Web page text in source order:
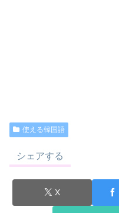
使える韓国語
シェアする
X